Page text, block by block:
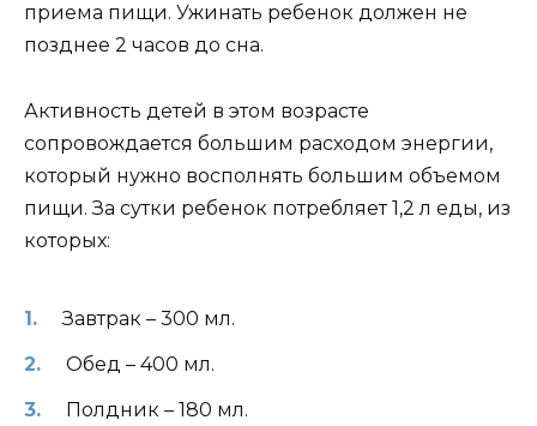
приема пищи. Ужинать ребенок должен не
позднее 2 часов до сна.
Активность детей в этом возрасте
сопровождается большим расходом энергии,
который нужно восполнять большим объемом
пищи. За сутки ребенок потребляет 1,2 л еды, из
которых:
Завтрак – 300 мл.
Обед – 400 мл.
Полдник – 180 мл.